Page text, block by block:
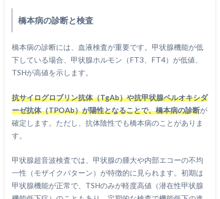
橋本病の診断と検査
橋本病の診断には、血液検査が重要です。甲状腺機能が低
下している場合、甲状腺ホルモン（FT3、FT4）が低値、
TSHが高値を示します。
抗サイログロブリン抗体（TgAb）や抗甲状腺ペルオキシダ
ーゼ抗体（TPOAb）が陽性となることで、橋本病の診断が
確定します。ただし、抗体陰性でも橋本病のことがありま
す。
甲状腺超音波検査では、甲状腺の腫大や内部エコーの不均
一性（モザイクパターン）が特徴的に見られます。初期は
甲状腺機能が正常で、TSHのみが軽度高値（潜在性甲状腺